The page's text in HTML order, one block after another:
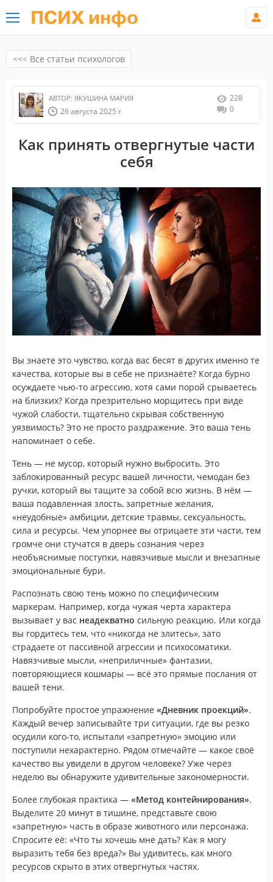
ПСИХ инфо
<<< Все статьи психологов
АВТОР: ЯКУШИНА МАРИЯ
26 августа 2025 г.
228
0
Как принять отвергнутые части
себя
Вы знаете это чувство, когда вас бесят в других именно те
качества, которые вы в себе не признаёте? Когда бурно
осуждаете чью-то агрессию, хотя сами порой срываетесь
на близких? Когда презрительно морщитесь при виде
чужой слабости, тщательно скрывая собственную
уязвимость? Это не просто раздражение. Это ваша тень
напоминает о себе.
Тень — не мусор, который нужно выбросить. Это
заблокированный ресурс вашей личности, чемодан без
ручки, который вы тащите за собой всю жизнь. В нём —
ваша подавленная злость, запретные желания,
«неудобные» амбиции, детские травмы, сексуальность,
сила и ресурсы. Чем упорнее вы отрицаете эти части, тем
громче они стучатся в дверь сознания через
необъяснимые поступки, навязчивые мысли и внезапные
эмоциональные бури.
Распознать свою тень можно по специфическим
маркерам. Например, когда чужая черта характера
вызывает у вас неадекватно сильную реакцию. Или когда
вы гордитесь тем, что «никогда не злитесь», зато
страдаете от пассивной агрессии и психосоматики.
Навязчивые мысли, «неприличные» фантазии,
повторяющиеся кошмары — всё это прямые послания от
вашей тени.
Попробуйте простое упражнение «Дневник проекций».
Каждый вечер записывайте три ситуации, где вы резко
осудили кого-то, испытали «запретную» эмоцию или
поступили нехарактерно. Рядом отмечайте — какое своё
качество вы увидели в другом человеке? Уже через
неделю вы обнаружите удивительные закономерности.
Более глубокая практика — «Метод контейнирования».
Выделите 20 минут в тишине, представьте свою
«запретную» часть в образе животного или персонажа.
Спросите её: «Что ты хочешь мне дать? Как я могу
выразить тебя без вреда?» Вы удивитесь, как много
ресурсов скрыто в этих отвергнутых частях.